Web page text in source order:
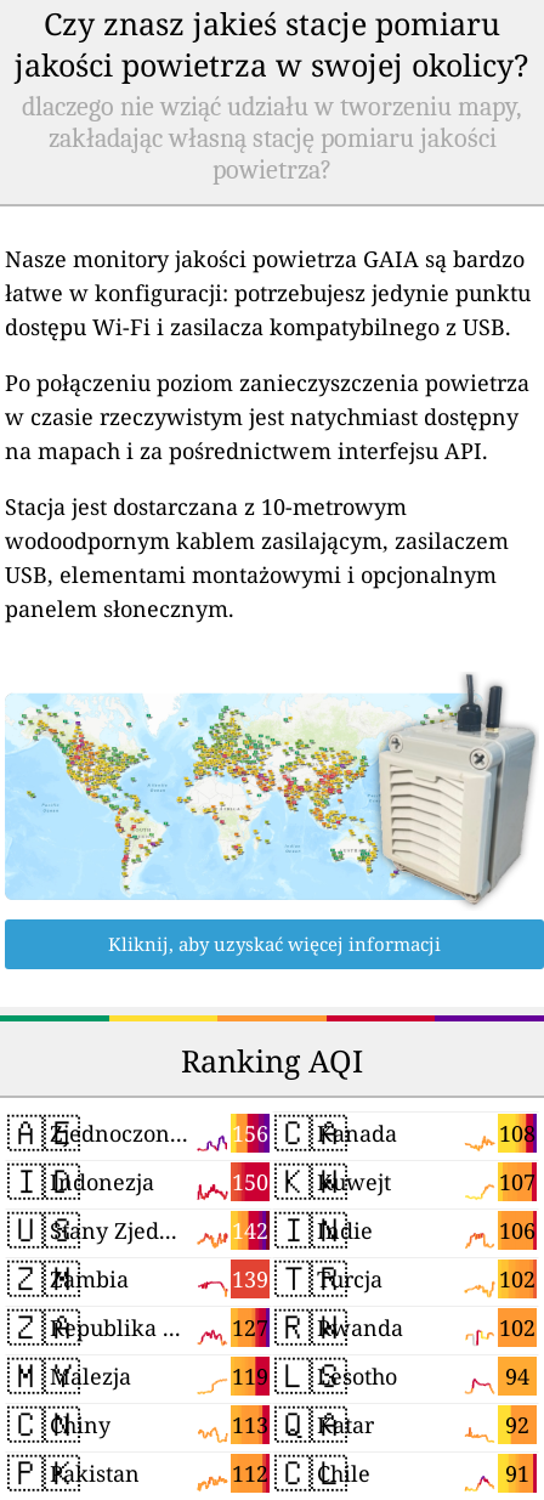
Czy znasz jakieś stacje pomiaru
jakości powietrza w swojej okolicy?
dlaczego nie wziąć udziału w tworzeniu mapy,
zakładając własną stację pomiaru jakości
powietrza?
Nasze monitory jakości powietrza GAIA są bardzo
łatwe w konfiguracji: potrzebujesz jedynie punktu
dostępu Wi-Fi i zasilacza kompatybilnego z USB.
Po połączeniu poziom zanieczyszczenia powietrza
w czasie rzeczywistym jest natychmiast dostępny
na mapach i za pośrednictwem interfejsu API.
Stacja jest dostarczana z 10-metrowym
wodoodpornym kablem zasilającym, zasilaczem
USB, elementami montażowymi i opcjonalnym
panelem słonecznym.
Kliknij, aby uzyskać więcej informacji
Ranking AQI
🇦🇪 156
Zjednoczone Emiraty Arabskie
🇮🇩 150
Indonezja
🇺🇸 142
Stany Zjednoczone
🇿🇲 139
Zambia
🇿🇦 127
Republika Południowej Afryki
🇲🇾 119
Malezja
🇨🇳 113
Chiny
🇵🇰 112
Pakistan
🇨🇦 108
Kanada
🇰🇼 107
Kuwejt
🇮🇳 106
Indie
🇹🇷 102
Turcja
🇷🇼 102
Rwanda
🇱🇸 94
Lesotho
🇶🇦 92
Katar
🇨🇱 91
Chile